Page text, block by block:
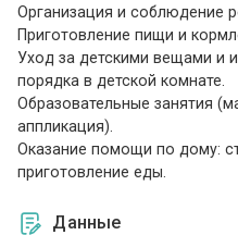
Организация и соблюдение
Приготовление пищи и
Уход за детскими вещами и
порядка в детской комнате.
Образовательные занятия
аппликация).
Оказание помощи по дому:
приготовление еды.
Данные